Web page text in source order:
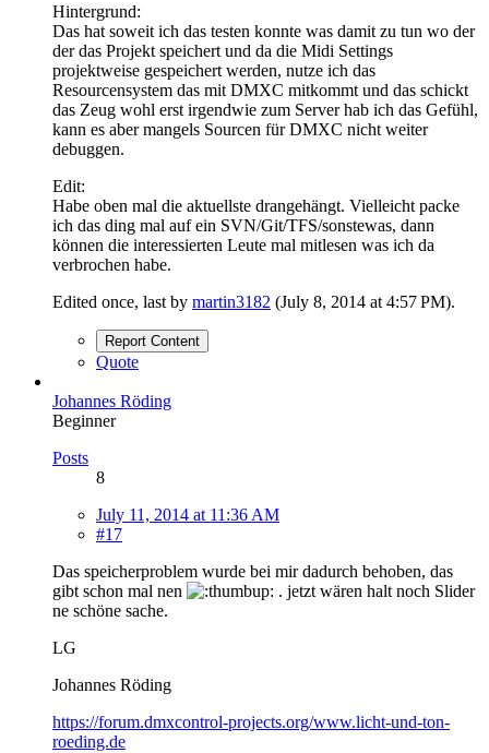
Hintergrund:
Das hat soweit ich das testen konnte was damit zu tun wo der
der das Projekt speichert und da die Midi Settings
projektweise gespeichert werden, nutze ich das
Resourcensystem das mit DMXC mitkommt und das schickt
das Zeug wohl erst irgendwie zum Server hab ich das Gefühl,
kann es aber mangels Sourcen für DMXC nicht weiter
debuggen.
Edit:
Habe oben mal die aktuellste drangehängt. Vielleicht packe
ich das ding mal auf ein SVN/Git/TFS/sonstewas, dann
können die interessierten Leute mal mitlesen was ich da
verbrochen habe.
Edited once, last by martin3182 (July 8, 2014 at 4:57 PM).
Report Content
Quote
Johannes Röding
Beginner
Posts
8
July 11, 2014 at 11:36 AM
#17
Das speicherproblem wurde bei mir dadurch behoben, das
gibt schon mal nen
. jetzt wären halt noch Slider
ne schöne sache.
LG
Johannes Röding
https://forum.dmxcontrol-projects.org/www.licht-und-ton-
roeding.de